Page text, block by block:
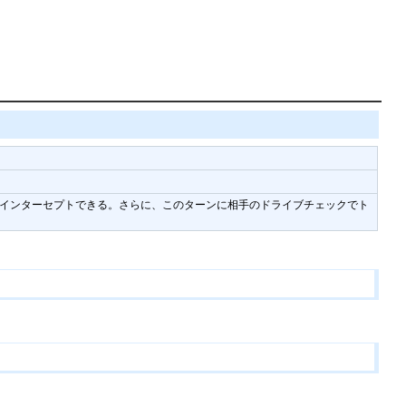
ンターセプトできる。さらに、このターンに相手のドライブチェックでト